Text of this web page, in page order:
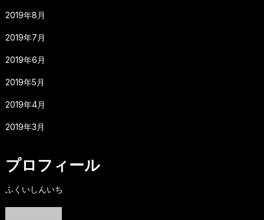
2019年8月
2019年7月
2019年6月
2019年5月
2019年4月
2019年3月
プロフィール
ふくいしんいち